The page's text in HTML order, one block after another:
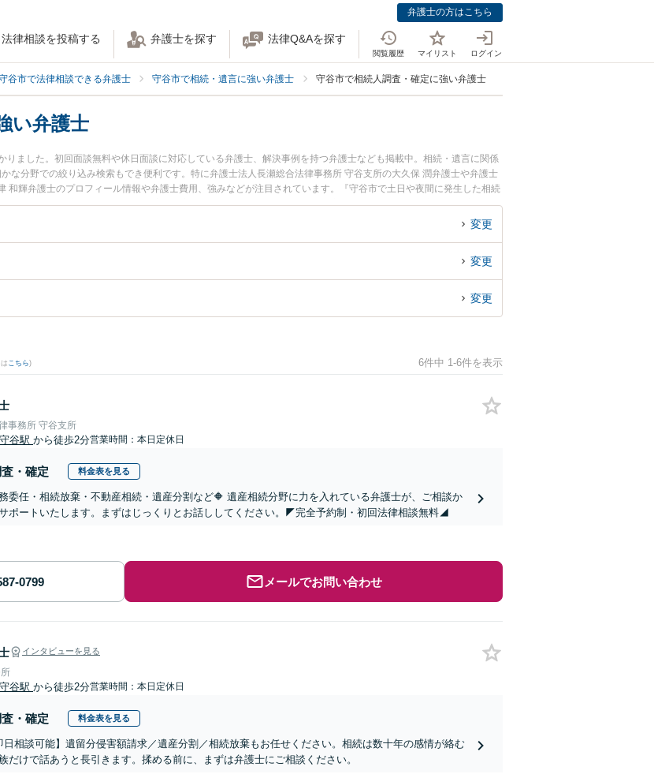
弁護士の方はこちら
法律相談を投稿する 弁護士を探す 法律Q&Aを探す
閲覧履歴 マイリスト ログイン
谷市で法律相談できる弁護士 守谷市で相続・遺言に強い弁護士 守谷市で相続人調査・確定に強い弁護士
い弁護士
ました。初回面談無料や休日面談に対応している弁護士、解決事例を持つ弁護士なども掲載中。相続・遺言に関係
な分野での絞り込み検索もでき便利です。特に弁護士法人長瀬総合法律事務所 守谷支所の大久保 潤弁護士や弁護士
和輝弁護士のプロフィール情報や弁護士費用、強みなどが注目されています。『守谷市で土日や夜間に発生した相続
続人調査・確定のトラブル解決の実績豊富な近くの弁護士を検索したい』『初回相談無料で相続人調査・確定を法律
の相談者さんにおすすめです。
変更
変更
変更
こちら) 6件中 1-6件を表示
事務所 守谷支所
守谷駅 から徒歩2分営業時間：本日定休日
・確定 料金表を見る
委任・相続放棄・不動産相続・遺産分割など🔶 遺産相続分野に力を入れている弁護士が、ご相談か
ポートいたします。まずはじっくりとお話ししてください。◤完全予約制・初回法律相談無料◢
メールでお問い合わせ
インタビューを見る
守谷駅 から徒歩2分営業時間：本日定休日
・確定 料金表を見る
日相談可能】遺留分侵害額請求／遺産分割／相続放棄もお任せください。相続は数十年の感情が絡む
だけで話あうと長引きます。揉める前に、まずは弁護士にご相談ください。